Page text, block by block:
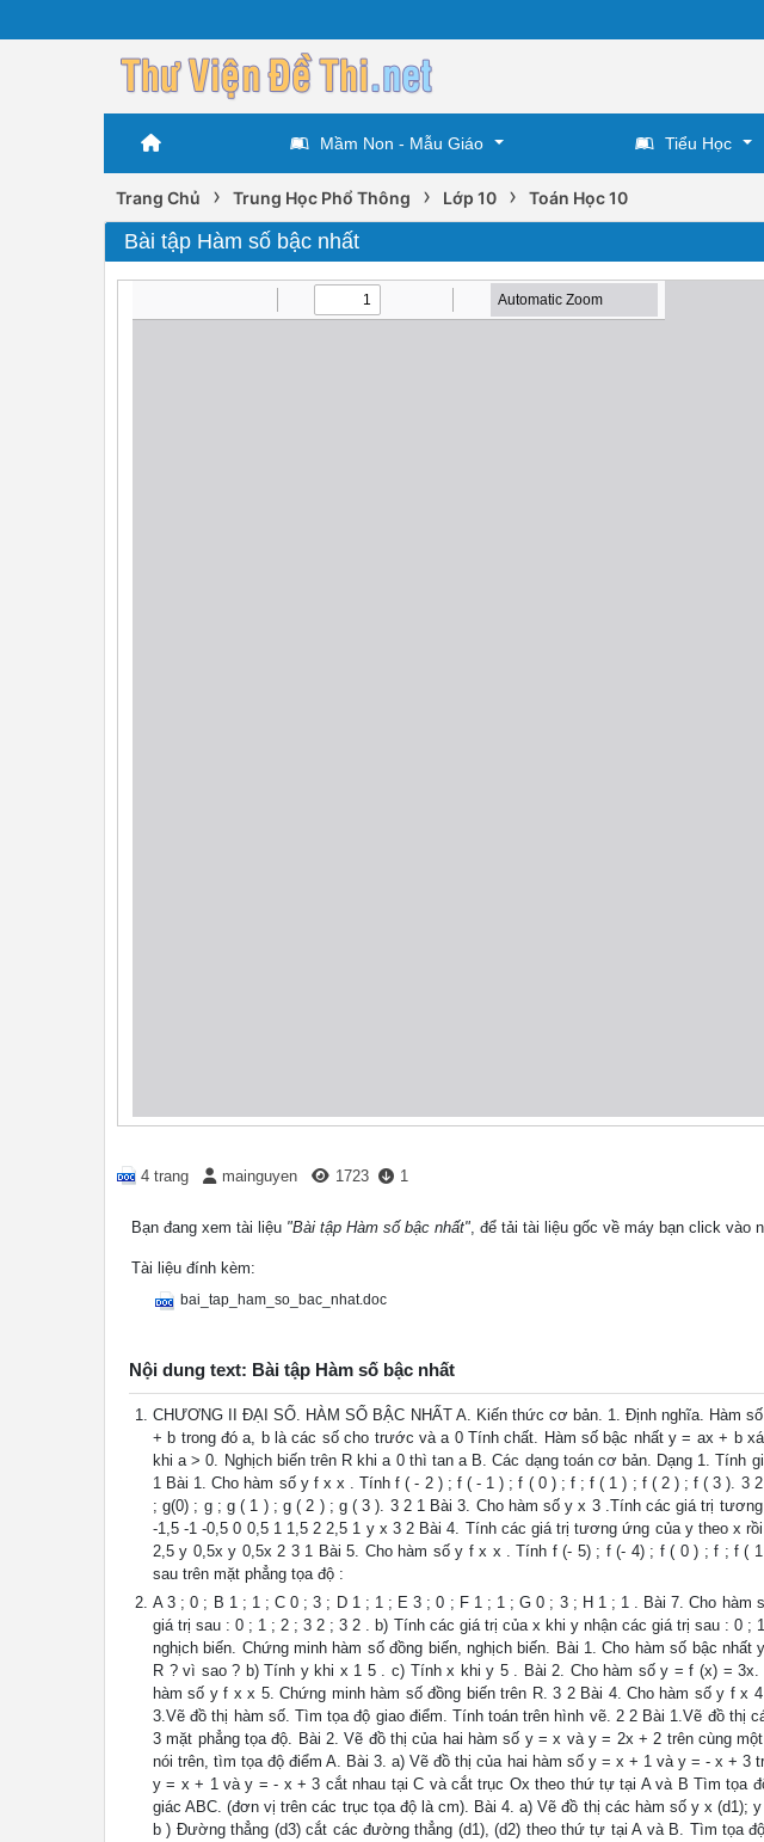
Mầm Non - Mẫu Giáo Tiểu Học
Trang Chủ › Trung Học Phổ Thông › Lớp 10 › Toán Học 10
Bài tập Hàm số bậc nhất
4 trang mainguyen 1723 1
Bạn đang xem tài liệu "Bài tập Hàm số bậc nhất", để tải tài liệu gốc về máy bạn click vào
Tài liệu đính kèm:
bai_tap_ham_so_bac_nhat.doc
Nội dung text: Bài tập Hàm số bậc nhất
CHƯƠNG II ĐẠI SỐ. HÀM SỐ BẬC NHẤT A. Kiến thức cơ bản. 1. Định nghĩa. Hàm
+ b trong đó a, b là các số cho trước và a 0 Tính chất. Hàm số bậc nhất y = ax + b
khi a > 0. Nghịch biến trên R khi a 0 thì tan a B. Các dạng toán cơ bản. Dạng 1. Tính
1 Bài 1. Cho hàm số y f x x . Tính f ( - 2 ) ; f ( - 1 ) ; f ( 0 ) ; f ; f ( 1 ) ; f ( 2 ) ; f ( 3 ). 3
; g(0) ; g ; g ( 1 ) ; g ( 2 ) ; g ( 3 ). 3 2 1 Bài 3. Cho hàm số y x 3 .Tính các giá trị
-1,5 -1 -0,5 0 0,5 1 1,5 2 2,5 1 y x 3 2 Bài 4. Tính các giá trị tương ứng của y theo x
2,5 y 0,5x y 0,5x 2 3 1 Bài 5. Cho hàm số y f x x . Tính f (- 5) ; f (- 4) ; f ( 0 ) ; f ; f (
sau trên mặt phẳng tọa độ :
A 3 ; 0 ; B 1 ; 1 ; C 0 ; 3 ; D 1 ; 1 ; E 3 ; 0 ; F 1 ; 1 ; G 0 ; 3 ; H 1 ; 1 . Bài 7. Cho hàm
giá trị sau : 0 ; 1 ; 2 ; 3 2 ; 3 2 . b) Tính các giá trị của x khi y nhận các giá trị sau : 0 ;
nghịch biến. Chứng minh hàm số đồng biến, nghịch biến. Bài 1. Cho hàm số bậc
R ? vì sao ? b) Tính y khi x 1 5 . c) Tính x khi y 5 . Bài 2. Cho hàm số y = f (x) = 3x.
hàm số y f x x 5. Chứng minh hàm số đồng biến trên R. 3 2 Bài 4. Cho hàm số y f x
3.Vẽ đồ thị hàm số. Tìm tọa độ giao điểm. Tính toán trên hình vẽ. 2 2 Bài 1.Vẽ đồ thị
3 mặt phẳng tọa độ. Bài 2. Vẽ đồ thị của hai hàm số y = x và y = 2x + 2 trên cùng
nói trên, tìm tọa độ điểm A. Bài 3. a) Vẽ đồ thị của hai hàm số y = x + 1 và y = - x + 3
y = x + 1 và y = - x + 3 cắt nhau tại C và cắt trục Ox theo thứ tự tại A và B Tìm tọa
giác ABC. (đơn vị trên các trục tọa độ là cm). Bài 4. a) Vẽ đồ thị các hàm số y x (d1);
b ) Đường thẳng (d3) cắt các đường thẳng (d1), (d2) theo thứ tự tại A và B. Tìm tọa